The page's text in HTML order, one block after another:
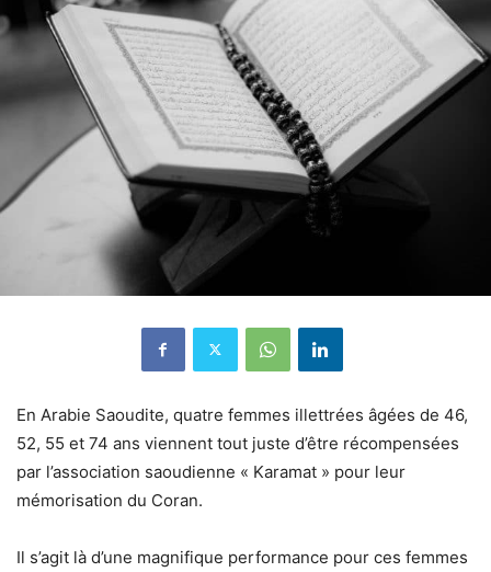
En Arabie Saoudite, quatre femmes illettrées âgées de 46,
52, 55 et 74 ans viennent tout juste d’être récompensées
par l’association saoudienne « Karamat » pour leur
mémorisation du Coran.
Il s’agit là d’une magnifique performance pour ces femmes